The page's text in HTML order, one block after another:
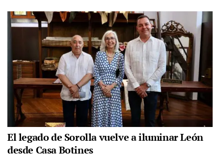
El legado de Sorolla vuelve a iluminar León
desde Casa Botines